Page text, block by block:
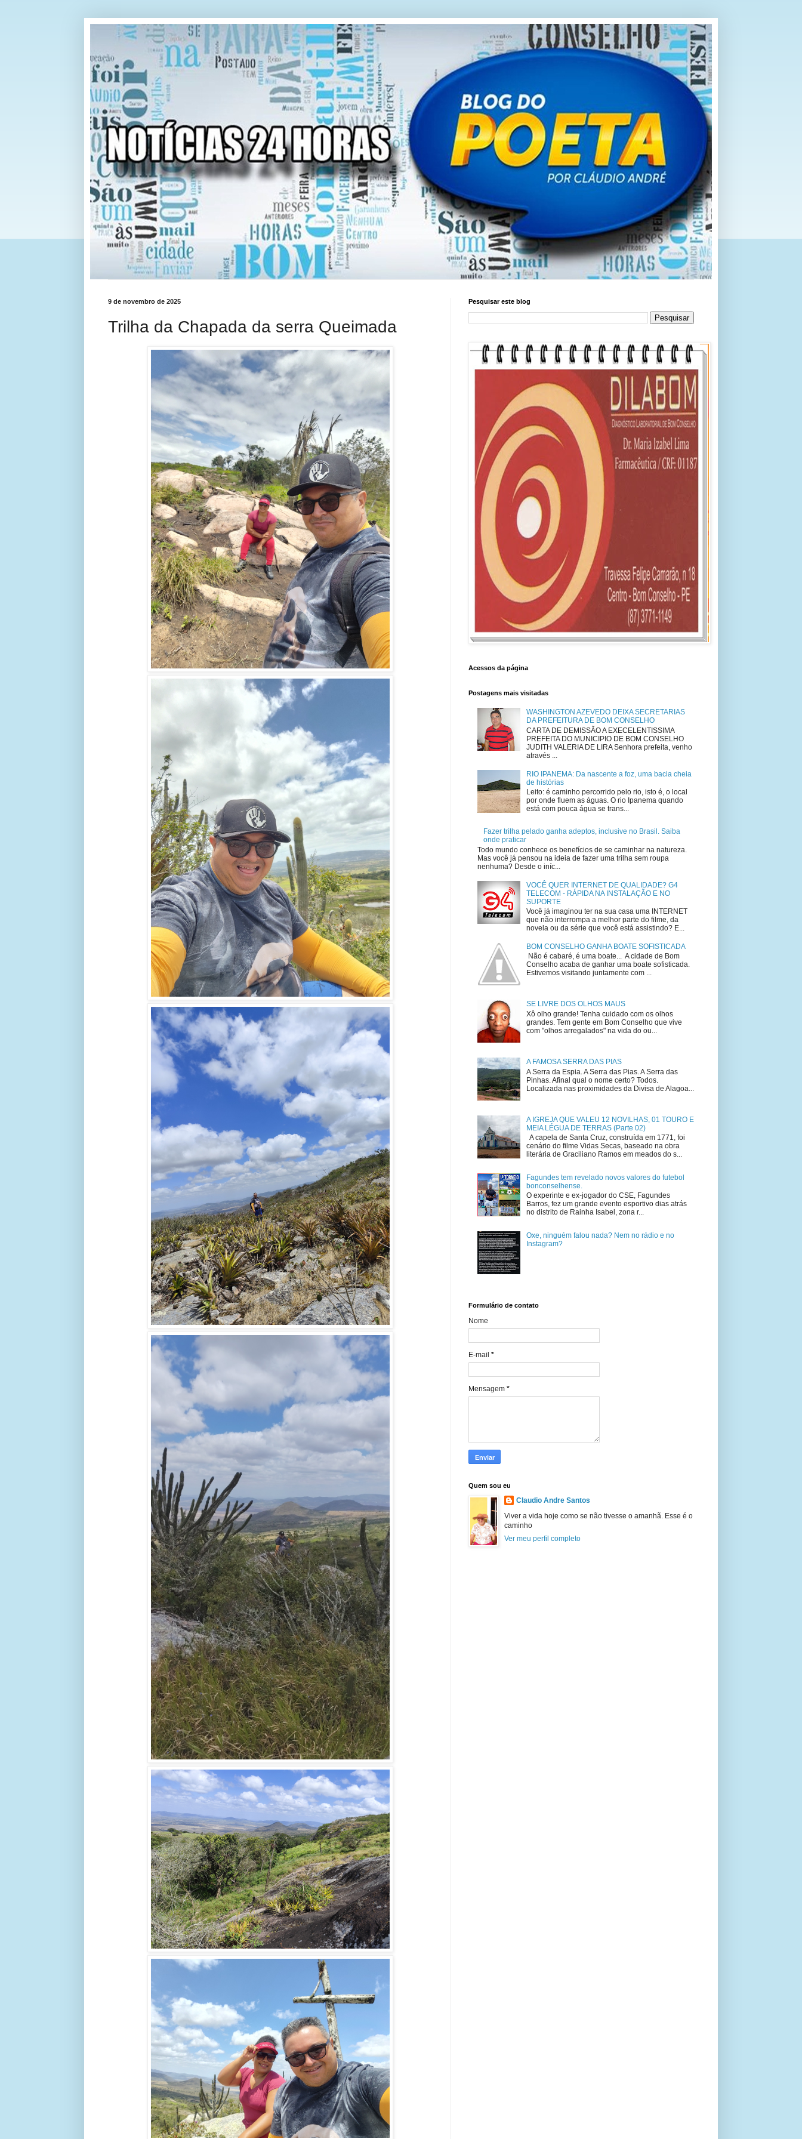
9 de novembro de 2025
Trilha da Chapada da serra Queimada
Pesquisar este blog
Acessos da página
Postagens mais visitadas
WASHINGTON AZEVEDO DEIXA SECRETARIAS
DA PREFEITURA DE BOM CONSELHO
CARTA DE DEMISSÃO A EXECELENTISSIMA
PREFEITA DO MUNICIPIO DE BOM CONSELHO
JUDITH VALERIA DE LIRA Senhora prefeita, venho
através ...
RIO IPANEMA: Da nascente a foz, uma bacia cheia
de histórias
Leito: é caminho percorrido pelo rio, isto é, o local
por onde fluem as águas. O rio Ipanema quando
está com pouca água se trans...
Fazer trilha pelado ganha adeptos, inclusive no Brasil. Saiba
onde praticar
Todo mundo conhece os benefícios de se caminhar na natureza.
Mas você já pensou na ideia de fazer uma trilha sem roupa
nenhuma? Desde o iníc...
VOCÊ QUER INTERNET DE QUALIDADE? G4
TELECOM - RÁPIDA NA INSTALAÇÃO E NO
SUPORTE
Você já imaginou ter na sua casa uma INTERNET
que não interrompa a melhor parte do filme, da
novela ou da série que você está assistindo? E...
BOM CONSELHO GANHA BOATE SOFISTICADA
Não é cabaré, é uma boate... A cidade de Bom
Conselho acaba de ganhar uma boate sofisticada.
Estivemos visitando juntamente com ...
SE LIVRE DOS OLHOS MAUS
Xô olho grande! Tenha cuidado com os olhos
grandes. Tem gente em Bom Conselho que vive
com "olhos arregalados" na vida do ou...
A FAMOSA SERRA DAS PIAS
A Serra da Espia. A Serra das Pias. A Serra das
Pinhas. Afinal qual o nome certo? Todos.
Localizada nas proximidades da Divisa de Alagoa...
A IGREJA QUE VALEU 12 NOVILHAS, 01 TOURO E
MEIA LÉGUA DE TERRAS (Parte 02)
A capela de Santa Cruz, construída em 1771, foi
cenário do filme Vidas Secas, baseado na obra
literária de Graciliano Ramos em meados do s...
Fagundes tem revelado novos valores do futebol
bonconselhense.
O experinte e ex-jogador do CSE, Fagundes
Barros, fez um grande evento esportivo dias atrás
no distrito de Rainha Isabel, zona r...
Oxe, ninguém falou nada? Nem no rádio e no
Instagram?
Formulário de contato
Nome
E-mail *
Mensagem *
Quem sou eu
Claudio Andre Santos
Viver a vida hoje como se não tivesse o amanhã. Esse é o
caminho
Ver meu perfil completo